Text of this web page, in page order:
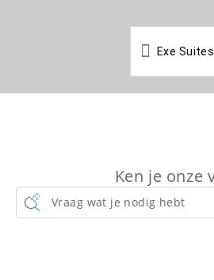

Ken je onze
Vraag wat je nodig hebt